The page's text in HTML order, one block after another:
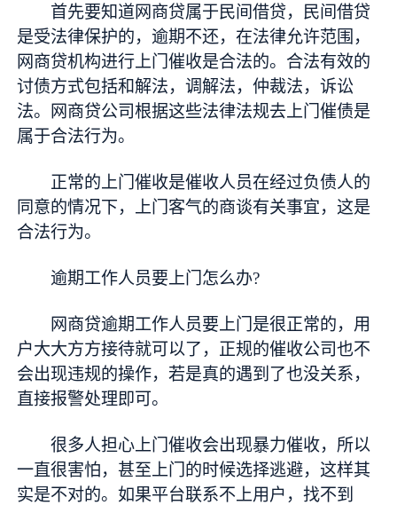
首先要知道网商贷属于民间借贷，民间借贷
是受法律保护的，逾期不还，在法律允许范围，
网商贷机构进行上门催收是合法的。合法有效的
讨债方式包括和解法，调解法，仲裁法，诉讼
法。网商贷公司根据这些法律法规去上门催债是
属于合法行为。
正常的上门催收是催收人员在经过负债人的
同意的情况下，上门客气的商谈有关事宜，这是
合法行为。
逾期工作人员要上门怎么办?
网商贷逾期工作人员要上门是很正常的，用
户大大方方接待就可以了，正规的催收公司也不
会出现违规的操作，若是真的遇到了也没关系，
直接报警处理即可。
很多人担心上门催收会出现暴力催收，所以
一直很害怕，甚至上门的时候选择逃避，这样其
实是不对的。如果平台联系不上用户，找不到